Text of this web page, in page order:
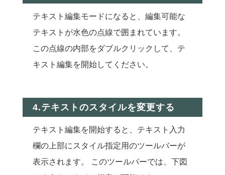
テキスト編集モードになると、編集可能な
テキストが水色の点線で囲まれています。
この点線の内部をダブルクリックして、テ
キスト編集を開始してください。
4.テキストのスタイルを変更する
テキスト編集を開始すると、テキスト入力
欄の上部にスタイル指定用のツールバーが
表示されます。 このツールバーでは、下図